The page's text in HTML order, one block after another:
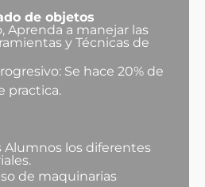
de objetos
Aprenda a manejar las
y Técnicas de
Se hace 20% de
practica.
Alumnos los diferentes
de maquinarias